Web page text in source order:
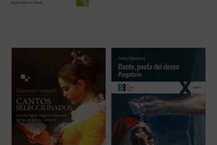
disponible en ebook:
Esta selección de Leopardi propone al
lector, a través de la introducción de la
profesora Milagros Arizmendi y del ensayo
conclusivo del catedrático de literatura
bíblica Ignacio Carbajosa, una original
mirada sobre la obra del poeta de ...(ver
ficha)
por laDivina Comedia
Nembrini nos descubre el valor y el interés
de esta obra maestra para el hombre de
hoy, mostrándonos que estamos ante un
texto vivo que dialoga con el ...
(ver ficha)